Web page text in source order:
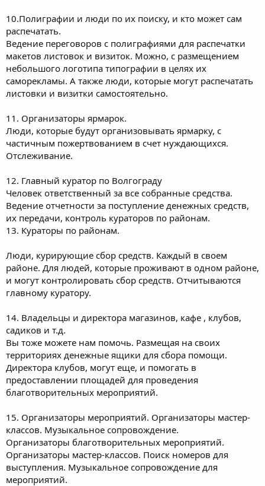
10.Полиграфии и люди по их поиску, и кто может сам
распечатать.
Ведение переговоров с полиграфиями для распечатки
макетов листовок и визиток. Можно, с размещением
небольшого логотипа типографии в целях их
саморекламы. А также люди, которые могут распечатать
листовки и визитки самостоятельно.
11. Организаторы ярмарок.
Люди, которые будут организовывать ярмарку, с
частичным пожертвованием в счет нуждающихся.
Отслеживание.
12. Главный куратор по Волгограду
Человек ответственный за все собранные средства.
Ведение отчетности за поступление денежных средств,
их передачи, контроль кураторов по районам.
13. Кураторы по районам.
Люди, курирующие сбор средств. Каждый в своем
районе. Для людей, которые проживают в одном районе,
и могут контролировать сбор средств. Отчитываются
главному куратору.
14. Владельцы и директора магазинов, кафе , клубов,
садиков и т.д.
Вы тоже можете нам помочь. Размещая на своих
территориях денежные ящики для сбора помощи.
Директора клубов, могут еще, и помогать в
предоставлении площадей для проведения
благотворительных мероприятий.
15. Организаторы мероприятий. Организаторы мастер-
классов. Музыкальное сопровождение.
Организаторы благотворительных мероприятий.
Организаторы мастер-классов. Поиск номеров для
выступления. Музыкальное сопровождение для
мероприятий.